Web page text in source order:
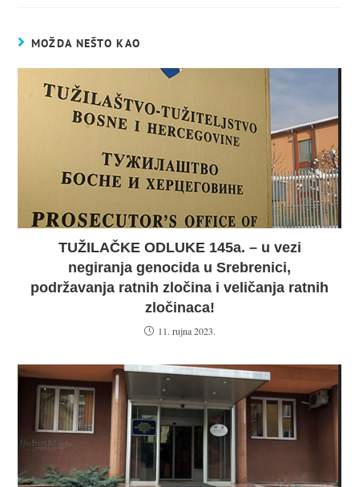
MOŽDA NEŠTO KAO
TUŽILAČKE ODLUKE 145a. – u vezi
negiranja genocida u Srebrenici,
podržavanja ratnih zločina i veličanja ratnih
zločinaca!
11. rujna 2023.